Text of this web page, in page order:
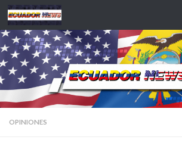
Saltar al contenido
OPINIONES